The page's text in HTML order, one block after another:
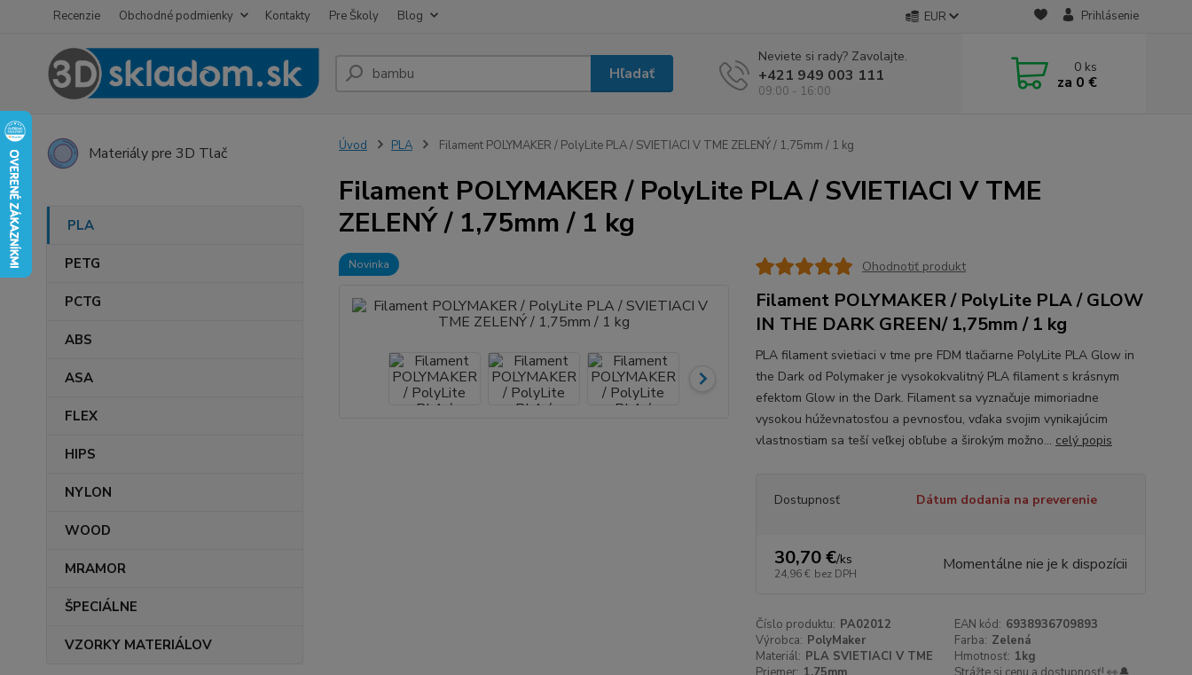
Recenzie Obchodné podmienky Kontakty Pre Školy Blog EUR Prihlásenie
Hľadať
Neviete si rady? Zavolajte.
+421 949 003 111
09:00 - 16:00
0 ks
za 0 €
Materiály pre 3D Tlač
PLA
PETG
PCTG
ABS
ASA
FLEX
HIPS
NYLON
WOOD
MRAMOR
ŠPECIÁLNE
VZORKY MATERIÁLOV
Úvod PLA Filament POLYMAKER / PolyLite PLA / SVIETIACI V TME ZELENÝ / 1,75mm / 1 kg
Filament POLYMAKER / PolyLite PLA / SVIETIACI V TME
ZELENÝ / 1,75mm / 1 kg
Novinka Ohodnotiť produkt
Filament POLYMAKER / PolyLite PLA / GLOW
IN THE DARK GREEN/ 1,75mm / 1 kg
PLA filament svietiaci v tme pre FDM tlačiarne PolyLite PLA Glow in
the Dark od Polymaker je vysokokvalitný PLA filament s krásnym
efektom Glow in the Dark. Filament sa vyznačuje mimoriadne
vysokou húževnatosťou a pevnosťou, vďaka svojim vynikajúcim
vlastnostiam sa teší veľkej obľube a širokým možno... celý popis
Dostupnosť Dátum dodania na preverenie
30,70 €/ks
24,96 € bez DPH Momentálne nie je k dispozícii
Číslo produktu: PA02012 EAN kód: 6938936709893
Výrobca: PolyMaker Farba: Zelená
Materiál: PLA SVIETIACI V TME Hmotnosť: 1kg